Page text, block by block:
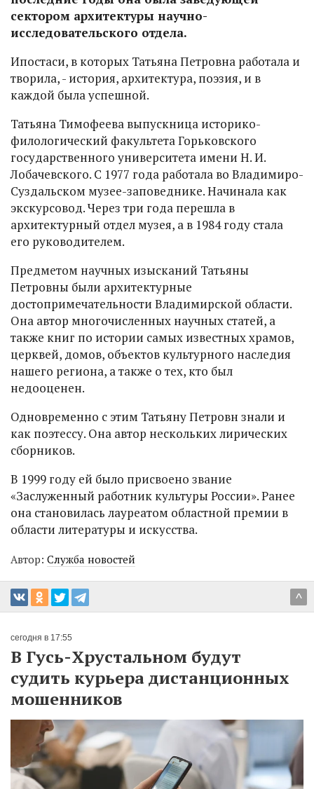
сектором архитектуры научно-
исследовательского отдела.
Ипостаси, в которых Татьяна Петровна работала и
творила, - история, архитектура, поэзия, и в
каждой была успешной.
Татьяна Тимофеева выпускница историко-
филологический факультета Горьковского
государственного университета имени Н. И.
Лобачевского. С 1977 года работала во Владимиро-
Суздальском музее-заповеднике. Начинала как
экскурсовод. Через три года перешла в
архитектурный отдел музея, а в 1984 году стала
его руководителем.
Предметом научных изысканий Татьяны
Петровны были архитектурные
достопримечательности Владимирской области.
Она автор многочисленных научных статей, а
также книг по истории самых известных храмов,
церквей, домов, объектов культурного наследия
нашего региона, а также о тех, кто был
недооценен.
Одновременно с этим Татьяну Петровн знали и
как поэтессу. Она автор нескольких лирических
сборников.
В 1999 году ей было присвоено звание
«Заслуженный работник культуры России». Ранее
она становилась лауреатом областной премии в
области литературы и искусства.
Автор: Служба новостей
^
сегодня в 17:55
В Гусь-Хрустальном будут
судить курьера дистанционных
мошенников